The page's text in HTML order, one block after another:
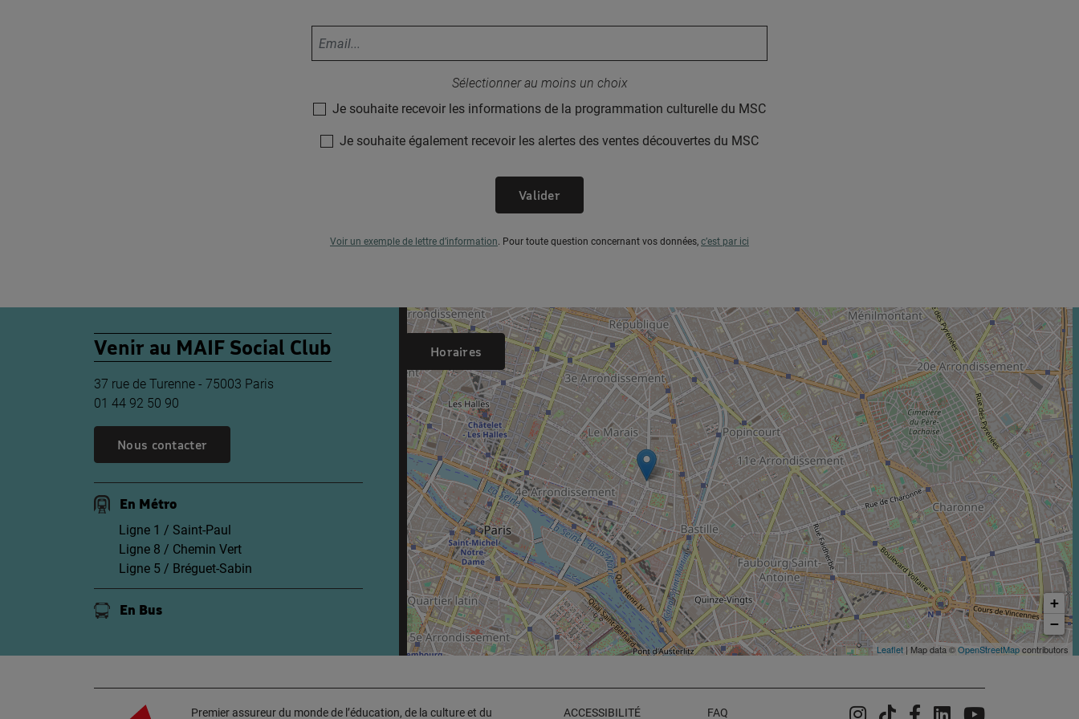
Sélectionner au moins un choix
Je souhaite recevoir les informations de la programmation culturelle du MSC
Je souhaite également recevoir les alertes des ventes découvertes du MSC
Valider
Voir un exemple de lettre d’information. Pour toute question concernant vos données, c’est par ici
Venir au MAIF Social Club
37 rue de Turenne - 75003 Paris
01 44 92 50 90
Nous contacter
En Métro
Ligne 1 / Saint-Paul
Ligne 8 / Chemin Vert
Ligne 5 / Bréguet-Sabin
En Bus
Horaires
+
−
Leaflet | Map data ©OpenStreetMapcontributors
Premier assureur du monde de l’éducation, de la culture et du ACCESSIBILITÉ FAQ Instagram
TiktokFacebook
LinkedinYouTube